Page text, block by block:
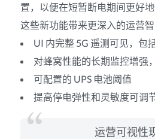
置，以便在短暂断电期间更好地
这些新功能带来更深入的运营
UI 内完整 5G 遥测可见，包
对蜂窝性能的长期监控增强
可配置的 UPS 电池阈值
提高停电弹性和灵敏度可调
运营可视性